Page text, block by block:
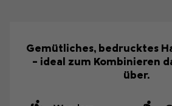
Gemütliches, bedrucktes
– ideal zum Kombinieren
über.